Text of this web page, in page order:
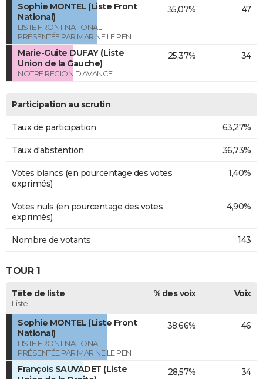
Sophie MONTEL (Liste Front
National)
LISTE FRONT NATIONAL
PRÉSENTÉE PAR MARINE LE PEN
35,07% 47
Marie-Guite DUFAY (Liste
Union de la Gauche)
NOTRE REGION D'AVANCE
25,37% 34
Participation au scrutin
Taux de participation 63,27%
Taux d'abstention 36,73%
Votes blancs (en pourcentage des votes
exprimés)
1,40%
Votes nuls (en pourcentage des votes
exprimés)
4,90%
Nombre de votants 143
TOUR 1
Tête de liste
Liste
% des voix Voix
Sophie MONTEL (Liste Front
National)
LISTE FRONT NATIONAL
PRÉSENTÉE PAR MARINE LE PEN
38,66% 46
François SAUVADET (Liste
28,57% 34